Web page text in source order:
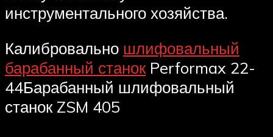
инструментального хозяйства.
Калибровально шлифовальный
барабанный станокPerformax 22-
44Барабанный шлифовальный
станок ZSM 405